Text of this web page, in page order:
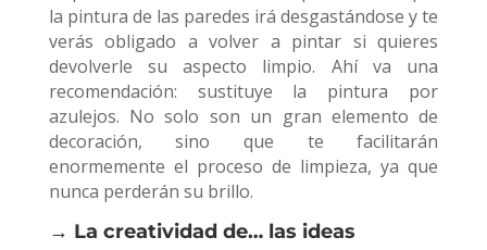
la pintura de las paredes irá desgastándose y te
verás obligado a volver a pintar si quieres
devolverle su aspecto limpio. Ahí va una
recomendación: sustituye la pintura por
azulejos. No solo son un gran elemento de
decoración, sino que te facilitarán
enormemente el proceso de limpieza, ya que
nunca perderán su brillo.
→ La creatividad de… las ideas